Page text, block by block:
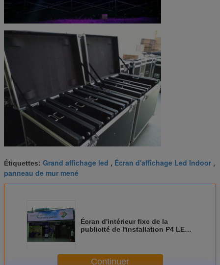
Étiquettes: Grand affichage led , Écran d'affichage Led Indoor ,
panneau de mur mené
Écran d'intérieur fixe de la
publicité de l'installation P4 LED
Continuer